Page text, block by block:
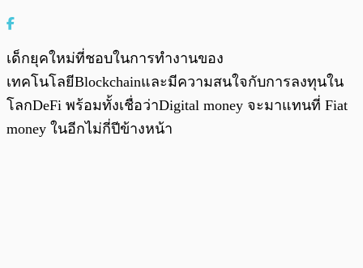
เด็กยุคใหม่ที่ชอบในการทำงานของ
เทคโนโลยีBlockchainและมีความสนใจกับการลงทุนใน
โลกDeFi พร้อมทั้งเชื่อว่าDigital money จะมาแทนที่ Fiat
money ในอีกไม่กี่ปีข้างหน้า